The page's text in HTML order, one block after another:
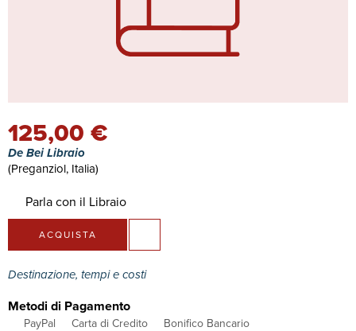
125,00 €
De Bei Libraio
(Preganziol, Italia)
Parla con il Libraio
ACQUISTA
Destinazione, tempi e costi
Metodi di Pagamento
PayPal Carta di Credito
Bonifico Bancario